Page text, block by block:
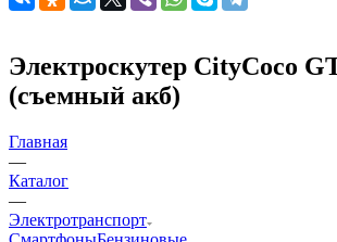
Электроскутер CityCoco
(съемный акб)
Главная
—
Каталог
—
Электротранспорт